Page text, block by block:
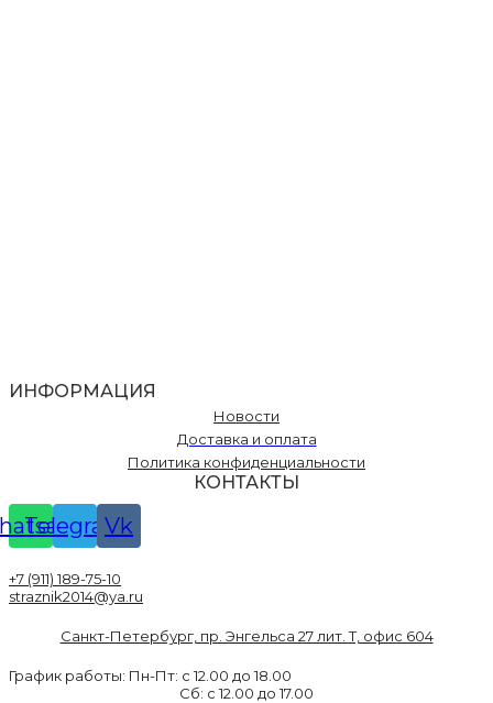
ИНФОРМАЦИЯ
Новости
Доставка и оплата
Политика конфиденциальности
КОНТАКТЫ
Telegram
Vk
+7 (911) 189-75-10
straznik2014@ya.ru
Санкт-Петербург, пр. Энгельса 27 лит. Т, офис 604
График работы: Пн-Пт: с 12.00 до 18.00
Сб: с 12.00 до 17.00